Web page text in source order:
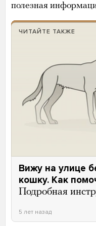
полезная
ЧИТАЙТЕ ТАКЖЕ
Вижу на улице
кошку. Как
Подробная
5 лет назад